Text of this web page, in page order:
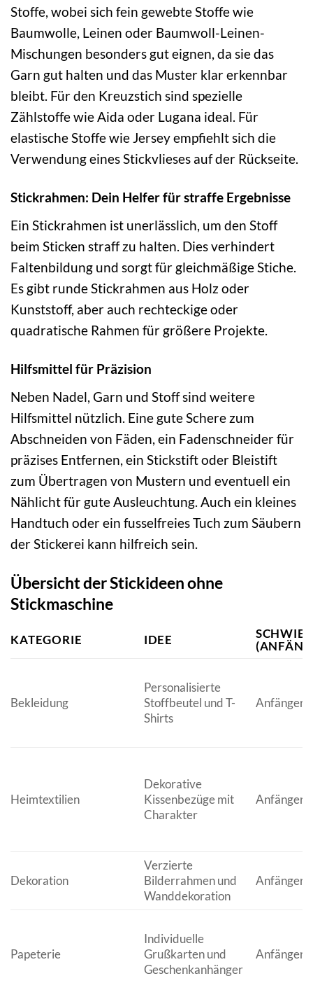
Stoffe, wobei sich fein gewebte Stoffe wie
Baumwolle, Leinen oder Baumwoll-Leinen-
Mischungen besonders gut eignen, da sie das
Garn gut halten und das Muster klar erkennbar
bleibt. Für den Kreuzstich sind spezielle
Zählstoffe wie Aida oder Lugana ideal. Für
elastische Stoffe wie Jersey empfiehlt sich die
Verwendung eines Stickvlieses auf der Rückseite.
Stickrahmen: Dein Helfer für straffe Ergebnisse
Ein Stickrahmen ist unerlässlich, um den Stoff
beim Sticken straff zu halten. Dies verhindert
Faltenbildung und sorgt für gleichmäßige Stiche.
Es gibt runde Stickrahmen aus Holz oder
Kunststoff, aber auch rechteckige oder
quadratische Rahmen für größere Projekte.
Hilfsmittel für Präzision
Neben Nadel, Garn und Stoff sind weitere
Hilfsmittel nützlich. Eine gute Schere zum
Abschneiden von Fäden, ein Fadenschneider für
präzises Entfernen, ein Stickstift oder Bleistift
zum Übertragen von Mustern und eventuell ein
Nählicht für gute Ausleuchtung. Auch ein kleines
Handtuch oder ein fusselfreies Tuch zum Säubern
der Stickerei kann hilfreich sein.
Übersicht der Stickideen ohne
Stickmaschine
KATEGORIE IDEE
Bekleidung
Personalisierte
Stoffbeutel und T-
Shirts
Anfänger
Heimtextilien
Dekorative
Kissenbezüge mit
Charakter
Anfänger/
Dekoration
Verzierte
Bilderrahmen und
Wanddekoration
Anfänger/
Papeterie
Individuelle
Grußkarten und
Geschenkanhänger
Anfänger